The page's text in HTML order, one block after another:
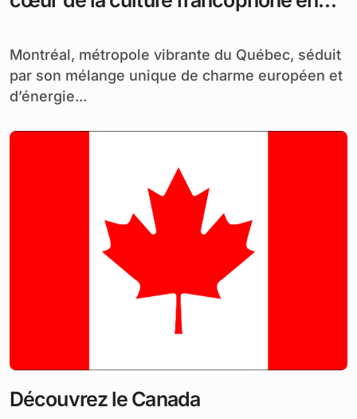
Montréal, métropole vibrante du Québec, séduit
par son mélange unique de charme européen et
d’énergie...
Découvrez le Canada